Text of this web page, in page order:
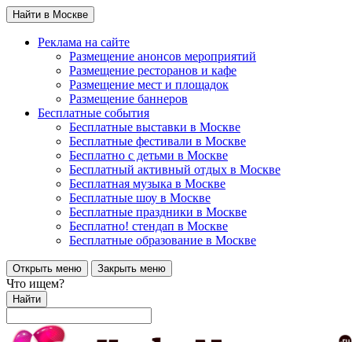
Найти в Москве
Реклама на сайте
Размещение анонсов мероприятий
Размещение ресторанов и кафе
Размещение мест и площадок
Размещение баннеров
Бесплатные события
Бесплатные выставки в Москве
Бесплатные фестивали в Москве
Бесплатно с детьми в Москве
Бесплатный активный отдых в Москве
Бесплатная музыка в Москве
Бесплатные шоу в Москве
Бесплатные праздники в Москве
Бесплатно! стендап в Москве
Бесплатные образование в Москве
Открыть меню Закрыть меню
Что ищем?
Найти